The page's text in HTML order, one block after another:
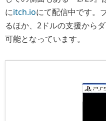
にitch.ioにて配信中です。
るほか、2ドルの支援から
可能となっています。